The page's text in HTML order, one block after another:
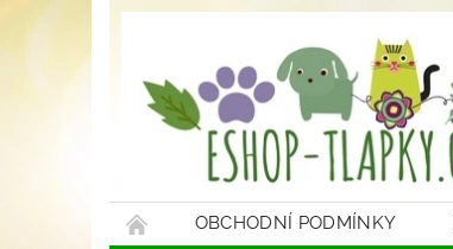
OBCHODNÍ PODMÍNKY